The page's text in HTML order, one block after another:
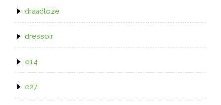
draadloze
dressoir
e14
e27